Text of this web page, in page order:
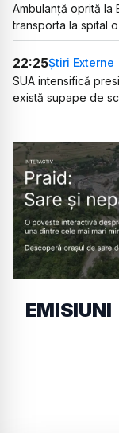
Ambulanță oprită la
transporta la spital
22:25Știri Externe
SUA intensifică
există supape de
EMISIUNI